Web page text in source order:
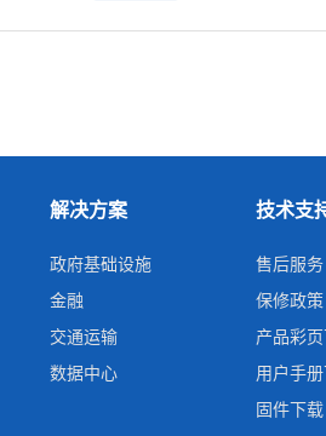
解决方案
政府基础设施
金融
交通运输
数据中心
技术支
售后服务
保修政策
产品彩
用户手
固件下载